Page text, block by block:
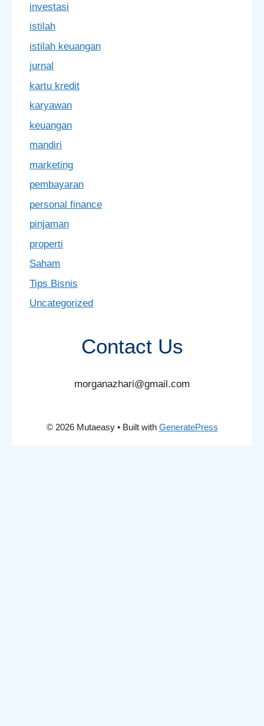
investasi
istilah
istilah keuangan
jurnal
kartu kredit
karyawan
keuangan
mandiri
marketing
pembayaran
personal finance
pinjaman
properti
Saham
Tips Bisnis
Uncategorized
Contact Us
morganazhari@gmail.com
© 2026 Mutaeasy• Built with GeneratePress